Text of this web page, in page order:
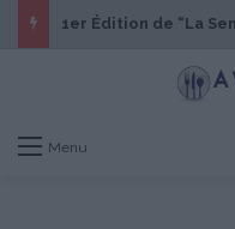
Menu